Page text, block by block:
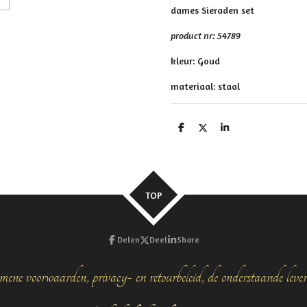
dames Sieraden set
product nr: 54789
kleur: Goud
materiaal: staal
D
D
S
TOP
Delen Deel Share
voorwaarden, privacy- en retourbeleid, de onderstaande